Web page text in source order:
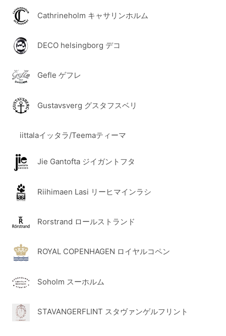
Cathrineholm キャサリンホルム
DECO helsingborg デコ
Gefle ゲフレ
Gustavsverg グスタフスベリ
iittalaイッタラ/Teemaティーマ
Jie Gantofta ジイガントフタ
Riihimaen Lasi リーヒマインラシ
Rorstrand ロールストランド
ROYAL COPENHAGEN ロイヤルコペン
Soholm スーホルム
STAVANGERFLINT スタヴァンゲルフリント